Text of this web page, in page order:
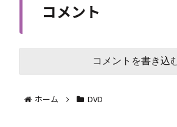
コメント
コメントを書き込
ホーム DVD